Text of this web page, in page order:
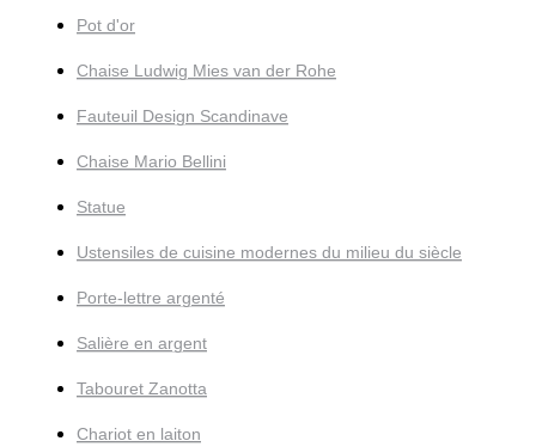
Pot d'or
Chaise Ludwig Mies van der Rohe
Fauteuil Design Scandinave
Chaise Mario Bellini
Statue
Ustensiles de cuisine modernes du milieu du siècle
Porte-lettre argenté
Salière en argent
Tabouret Zanotta
Chariot en laiton